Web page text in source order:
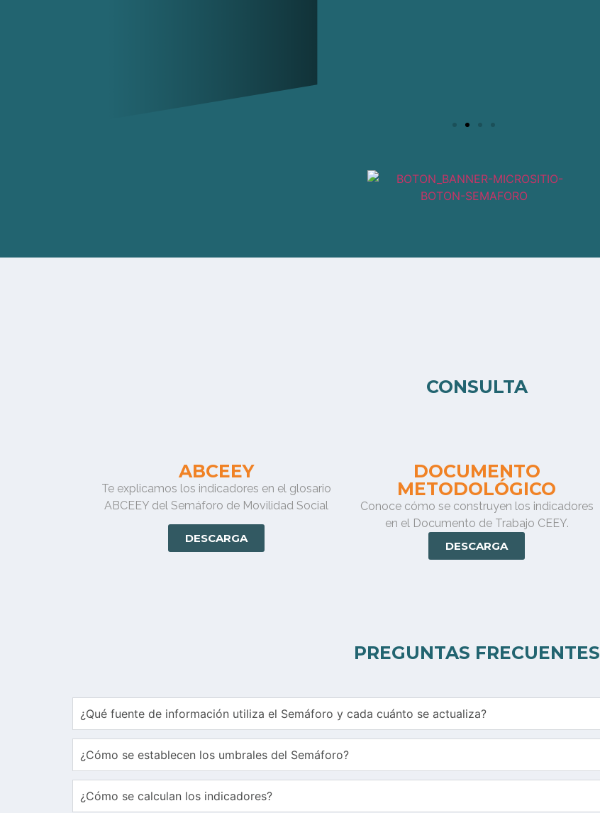
CONSULTA
ABCEEY
Te explicamos los indicadores en el glosario
ABCEEY del Semáforo de Movilidad Social
DESCARGA
DOCUMENTO
METODOLÓGICO
Conoce cómo se construyen los indicadores
en el Documento de Trabajo CEEY.
DESCARGA
PREGUNTAS FRECUENTES
¿Qué fuente de información utiliza el Semáforo y cada cuánto se actualiza?
¿Cómo se establecen los umbrales del Semáforo?
¿Cómo se calculan los indicadores?